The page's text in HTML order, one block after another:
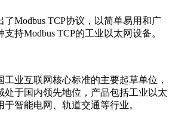
Modbus TCP协议，以简单易用和广
持Modbus TCP的工业以太网设备。
业互联网核心标准的主要起草单位，
处于国内领先地位，产品包括工业以太
智能电网、轨道交通等行业。